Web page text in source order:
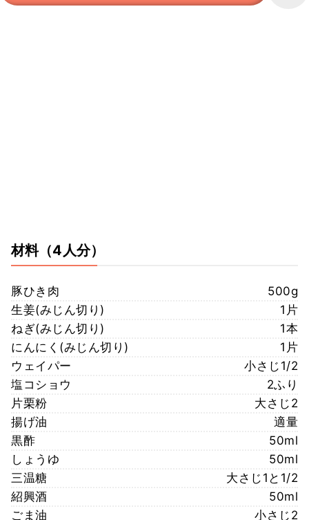
材料（4人分）
豚ひき肉
500g
生姜(みじん切り)
1片
ねぎ(みじん切り)
1本
にんにく(みじん切り)
1片
ウェイパー
小さじ1/2
塩コショウ
2ふり
片栗粉
大さじ2
揚げ油
適量
黒酢
50ml
しょうゆ
50ml
三温糖
大さじ1と1/2
紹興酒
50ml
ごま油
小さじ2